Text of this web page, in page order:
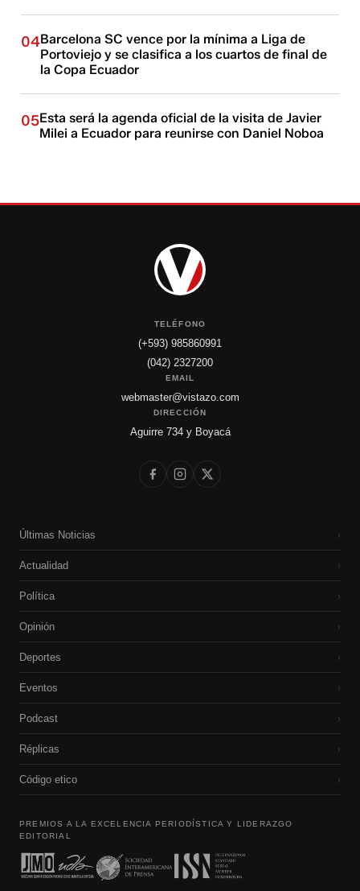
04Barcelona SC vence por la mínima a Liga de
Portoviejo y se clasifica a los cuartos de final de
la Copa Ecuador
05Esta será la agenda oficial de la visita de Javier
Milei a Ecuador para reunirse con Daniel Noboa
TELÉFONO
(+593) 985860991
(042) 2327200
EMAIL
webmaster@vistazo.com
DIRECCIÓN
Aguirre 734 y Boyacá
Últimas Noticias ›
Actualidad ›
Política ›
Opinión ›
Deportes ›
Eventos ›
Podcast ›
Réplicas ›
Código etico ›
PREMIOS A LA EXCELENCIA PERIODÍSTICA Y LIDERAZGO
EDITORIAL